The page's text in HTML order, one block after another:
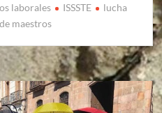
laborales ISSSTE
lucha
maestros